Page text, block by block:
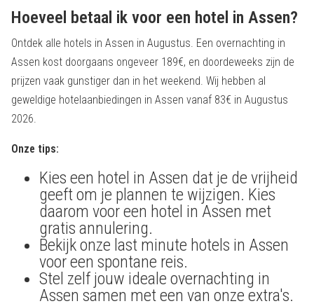
Hoeveel betaal ik voor een hotel in Assen?
Ontdek alle hotels in Assen in Augustus. Een overnachting in
Assen kost doorgaans ongeveer 189€, en doordeweeks zijn de
prijzen vaak gunstiger dan in het weekend. Wij hebben al
geweldige hotelaanbiedingen in Assen vanaf 83€ in Augustus
2026.
Onze tips:
Kies een hotel in Assen dat je de vrijheid
geeft om je plannen te wijzigen. Kies
daarom voor een hotel in Assen met
gratis annulering.
Bekijk onze last minute hotels in Assen
voor een spontane reis.
Stel zelf jouw ideale overnachting in
Assen samen met een van onze extra's.